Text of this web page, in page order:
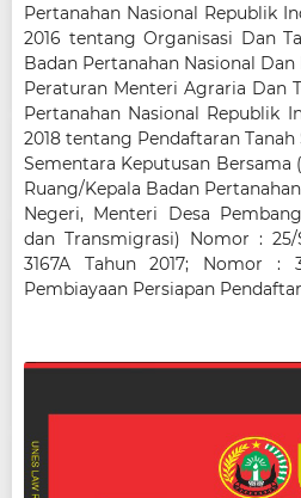
Pertanahan Nasional Republik
2016 tentang Organisasi Dan
Badan Pertanahan Nasional
Peraturan Menteri Agraria Dan
Pertanahan Nasional Republik
2018 tentang Pendaftaran
Sementara Keputusan Bersama
Ruang/Kepala Badan
Negeri, Menteri Desa
dan Transmigrasi) Nomor : 25/
3167A Tahun 2017; Nomor :
Pembiayaan Persiapan